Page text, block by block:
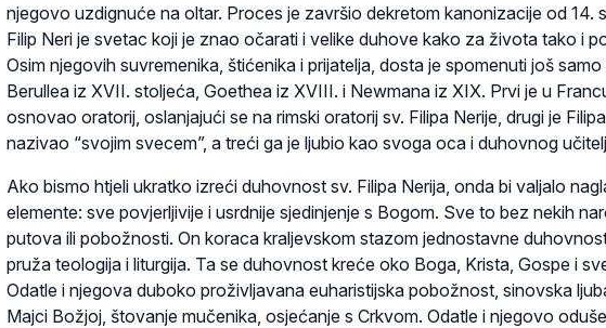
njegovo uzdignuće na oltar. Proces je završio dekretom kanonizacije od 14.
Filip Neri je svetac koji je znao očarati i velike duhove kako za života tako i
Osim njegovih suvremenika, štićenika i prijatelja, dosta je spomenuti još samo
Berullea iz XVII. stoljeća, Goethea iz XVIII. i Newmana iz XIX. Prvi je u
osnovao oratorij, oslanjajući se na rimski oratorij sv. Filipa Nerije, drugi je
nazivao “svojim svecem”, a treći ga je ljubio kao svoga oca i duhovnog
Ako bismo htjeli ukratko izreći duhovnost sv. Filipa Nerija, onda bi valjalo
elemente: sve povjerljivije i usrdnije sjedinjenje s Bogom. Sve to bez nekih
putova ili pobožnosti. On koraca kraljevskom stazom jednostavne
pruža teologija i liturgija. Ta se duhovnost kreće oko Boga, Krista, Gospe i
Odatle i njegova duboko proživljavana euharistijska pobožnost, sinovska
Majci Božjoj, štovanje mučenika, osjećanje s Crkvom. Odatle i njegovo